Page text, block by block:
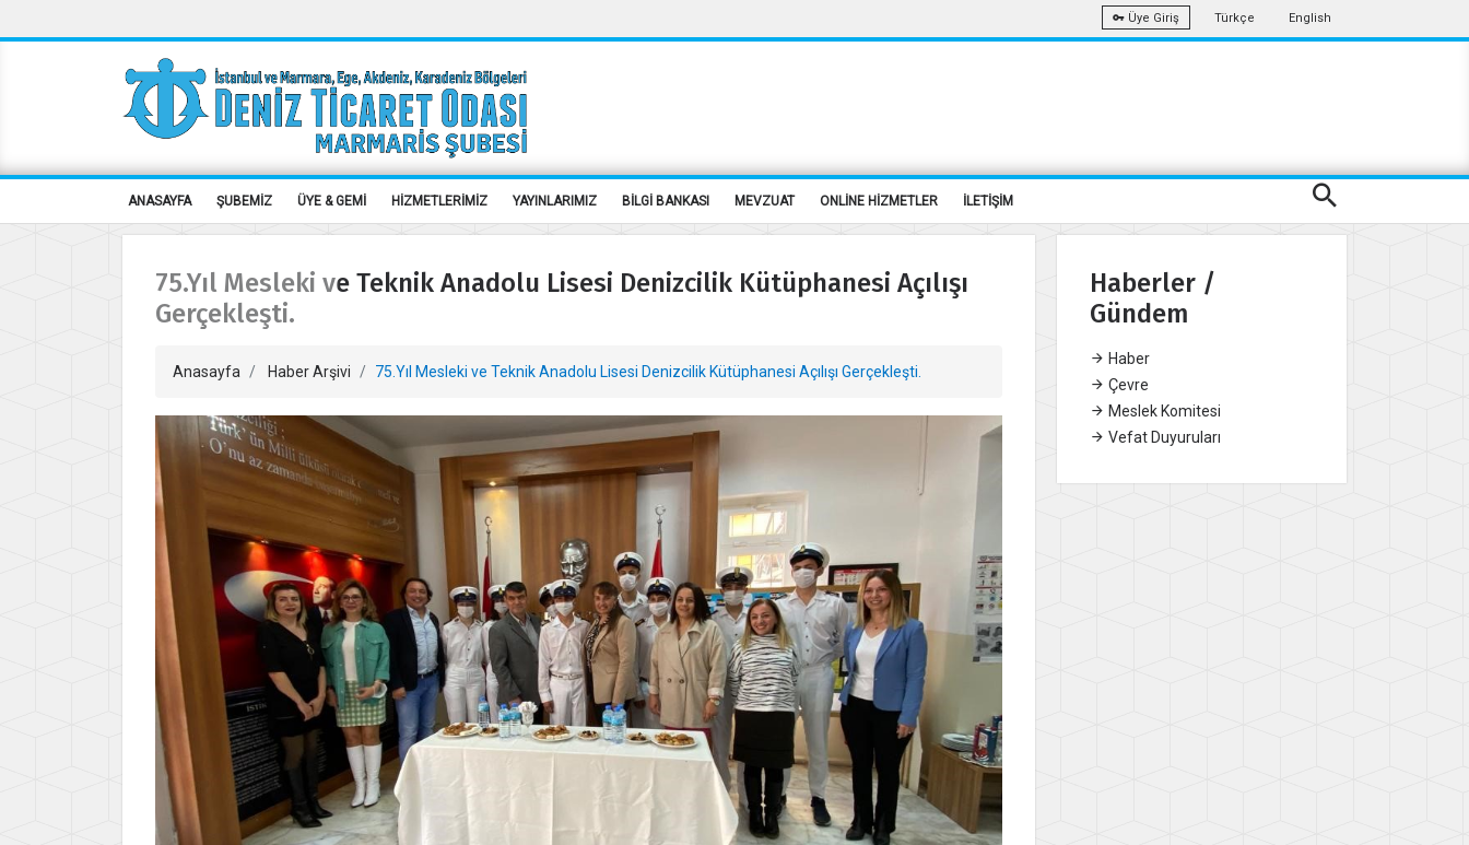
Üye Giriş Türkçe English
ANASAYFA ŞUBEMİZ ÜYE & GEMİ HİZMETLERİMİZ YAYINLARIMIZ BİLGİ BANKASI MEVZUAT ONLİNE HİZMETLER İLETİŞİM
75.Yıl Mesleki ve Teknik Anadolu Lisesi Denizcilik Kütüphanesi Açılışı
Gerçekleşti.
Anasayfa Haber Arşivi 75.Yıl Mesleki ve Teknik Anadolu Lisesi Denizcilik Kütüphanesi Açılışı Gerçekleşti.
Haberler /
Gündem
Haber
Çevre
Meslek Komitesi
Vefat Duyuruları